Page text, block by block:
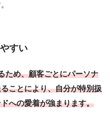
すい
ため、顧客ごとにパーソナ
ことにより、自分が特別扱
への愛着が強まります。